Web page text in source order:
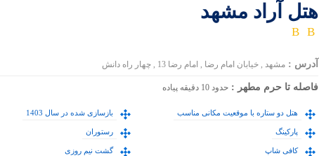
هتل آراد مشهد
آدرس :مشهد , خیابان امام رضا , امام رضا 13 , چهار راه دانش
فاصله تا حرم مطهر :حدود 10 دقیقه پیاده
هتل دو ستاره با موقعیت مکانی مناسب بازسازی شده در سال 1403
پارکینگ رستوران
کافی شاپ گشت نیم روزی